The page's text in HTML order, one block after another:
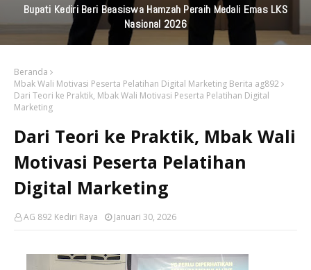
Bupati Kediri Beri Beasiswa Hamzah Peraih Medali Emas LKS
Nasional 2026
Beranda
Mbak Wali Motivasi Peserta Pelatihan Digital Marketing Berita ag892
Dari Teori ke Praktik, Mbak Wali Motivasi Peserta Pelatihan Digital
Marketing
Dari Teori ke Praktik, Mbak Wali
Motivasi Peserta Pelatihan
Digital Marketing
AG 892 Kediri Raya Januari 30, 2026